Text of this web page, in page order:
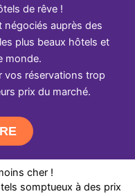
de rêve !
négociés auprès des
plus beaux hôtels et
monde.
vos réservations trop
prix du marché.
cher !
somptueux à des prix